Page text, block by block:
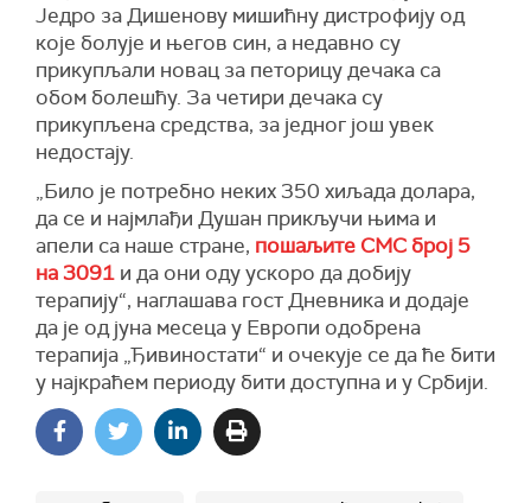
Једро за Дишенову мишићну дистрофију од
које болује и његов син, а недавно су
прикупљали новац за петорицу дечака са
обом болешћу. За четири дечака су
прикупљена средства, за једног још увек
недостају.
„Било је потребно неких 350 хиљада долара,
да се и најмлађи Душан прикључи њима и
апели са наше стране, пошаљите СМС број 5
на 3091 и да они оду ускоро да добију
терапију“, наглашава гост Дневника и додаје
да је од јуна месеца у Европи одобрена
терапија „Ђивиностати“ и очекује се да ће бити
у најкраћем периоду бити доступна и у Србији.